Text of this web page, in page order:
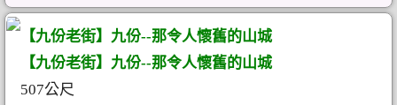
【九份老街】九份--那令人懷舊的山城
【九份老街】九份--那令人懷舊的山城
507公尺